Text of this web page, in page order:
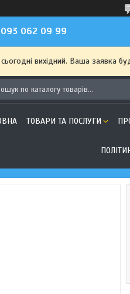
093 062 09 99
вихідний. Ваша заявка
ТОВАРИ ТА ПОСЛУГИ